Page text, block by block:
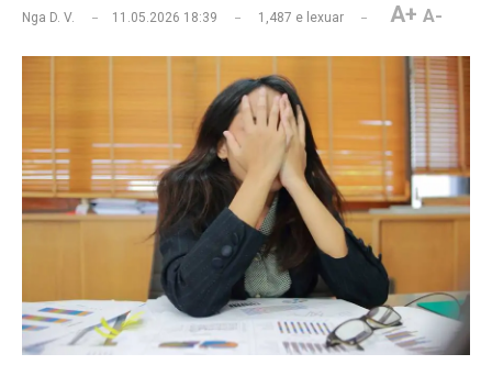
Nga D. V. 11.05.2026 18:39 1,487 e lexuar A+ A-